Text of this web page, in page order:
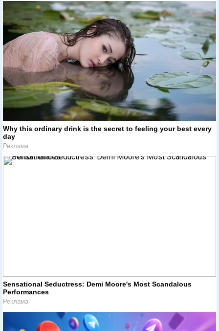
Why this ordinary drink is the secret to feeling your best every
day
Реклама
Sensational Seductress: Demi Moore's Most Scandalous
Performances
Реклама